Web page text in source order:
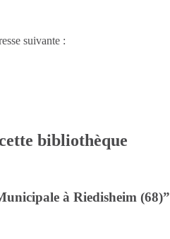
suivante :
bibliothèque
à Riedisheim (68)”